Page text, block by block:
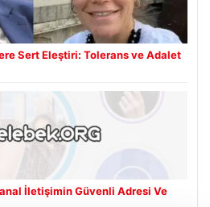
Sert Eleştiri: Tolerans ve Adalet
İletişimin Güvenli Adresi Ve